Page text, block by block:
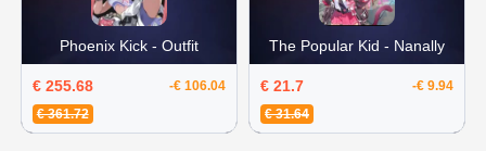
Phoenix Kick - Outfit
€ 255.68
-€ 106.04
€ 361.72
The Popular Kid - Nanally
€ 21.7
-€ 9.94
€ 31.64